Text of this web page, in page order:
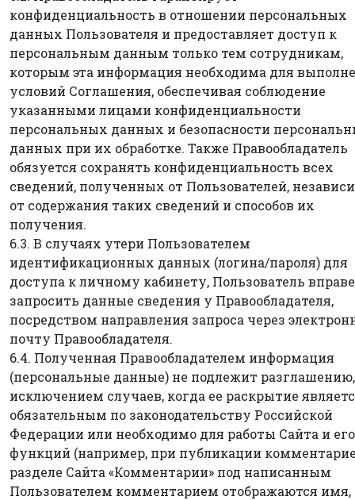
конфиденциальность в отношении персональных
данных Пользователя и предоставляет доступ к
персональным данным только тем сотрудникам,
которым эта информация необходима для
условий Соглашения, обеспечивая соблюдение
указанными лицами конфиденциальности
персональных данных и безопасности
данных при их обработке. Также Правообладатель
обязуется сохранять конфиденциальность всех
сведений, полученных от Пользователей,
от содержания таких сведений и способов их
получения.
6.3. В случаях утери Пользователем
идентификационных данных (логина/пароля) для
доступа к личному кабинету, Пользователь вправе
запросить данные сведения у Правообладателя,
посредством направления запроса через
почту Правообладателя.
6.4. Полученная Правообладателем информация
(персональные данные) не подлежит
исключением случаев, когда ее раскрытие
обязательным по законодательству Российской
Федерации или необходимо для работы Сайта и его
функций (например, при публикации
разделе Сайта «Комментарии» под написанным
Пользователем комментарием отображаются имя,